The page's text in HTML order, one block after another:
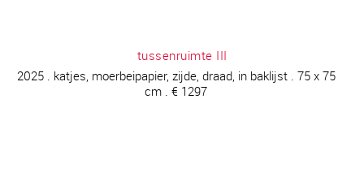
2025 . katjes, moerbeipapier, zijde, draad, in baklijst . 75 x 75
cm . € 1297
tussenruimte III